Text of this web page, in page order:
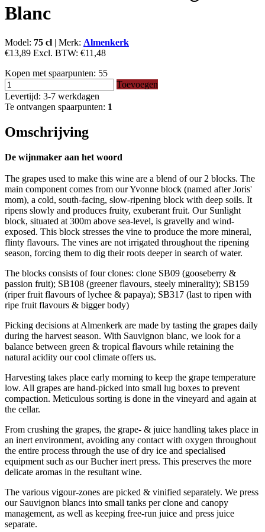
Blanc
Model: 75 cl | Merk: Almenkerk
€13,89 Excl. BTW: €11,48
Kopen met spaarpunten: 55
Toevoegen
Levertijd: 3-7 werkdagen
Te ontvangen spaarpunten: 1
Omschrijving
De wijnmaker aan het woord
The grapes used to make this wine are a blend of our 2 blocks. The
main component comes from our Yvonne block (named after Joris'
mom), a cold, south-facing, slow-ripening block with deep soils. It
ripens slowly and produces fruity, exuberant fruit. Our Sunlight
block, situated at 300m above sea-level, is gravelly and wind-
exposed. This block stresses the vine to produce the more mineral,
flinty flavours. The vines are not irrigated throughout the ripening
season, forcing them to dig their roots deeper in search of water.
The blocks consists of four clones: clone SB09 (gooseberry &
passion fruit); SB108 (greener flavours, steely minerality); SB159
(riper fruit flavours of lychee & papaya); SB317 (last to ripen with
ripe fruit flavours & bigger body)
Picking decisions at Almenkerk are made by tasting the grapes daily
during the harvest season. With Sauvignon blanc, we look for a
balance between green & tropical flavours while retaining the
natural acidity our cool climate offers us.
Harvesting takes place early morning to keep the grape temperature
low. All grapes are hand-picked into small lug boxes to prevent
compaction. Meticulous sorting is done in the vineyard and again at
the cellar.
From crushing the grapes, the grape- & juice handling takes place in
an inert environment, avoiding any contact with oxygen throughout
the entire process through the use of dry ice and specialised
equipment such as our Bucher inert press. This preserves the more
delicate aromas in the resultant wine.
The various vigour-zones are picked & vinified separately. We press
our Sauvignon blancs into small tanks per clone and canopy
management, as well as keeping free-run juice and press juice
separate.